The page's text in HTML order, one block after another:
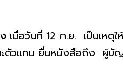
เมื่อวันที่ 12 ก.ย. เป็นเหตุ
ตัวแทน ยื่นหนังสือถึง ผู้บั